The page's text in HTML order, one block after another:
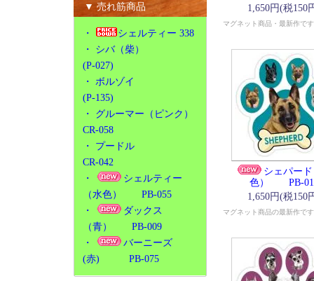
▼ 売れ筋商品
・
シェルティー 338
・ シバ（柴）
(P-027)
・ ボルゾイ
(P-135)
・ グルーマー（ピンク）
CR-058
・ プードル
CR-042
・
シェルティー
（水色） PB-055
・
ダックス
（青） PB-009
・
バーニーズ
(赤) PB-075
1,650円(税150
マグネット商品・最新作です
シェパー
色） PB-
1,650円(税150
マグネット商品の最新作です